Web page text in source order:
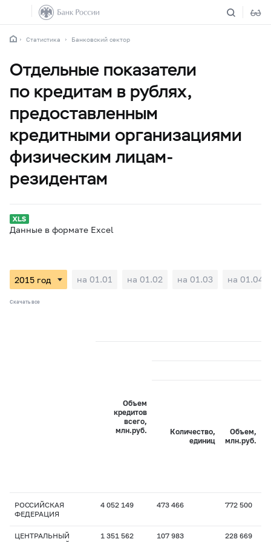
Статистика Банковский сектор
Отдельные показатели
по кредитам в рублях,
предоставленным
кредитными организациями
физическим лицам-
резидентам
Данные в формате Excel
на 01.01 на 01.02 на 01.03 на 01.04
Скачать все
Объем
кредитов
всего,
млн.руб.
Количество,
единиц
Объем,
млн.руб.
РОССИЙСКАЯ
ФЕДЕРАЦИЯ
4 052 149 473 466 772 500
ЦЕНТРАЛЬНЫЙ
1 351 562 107 983 228 669